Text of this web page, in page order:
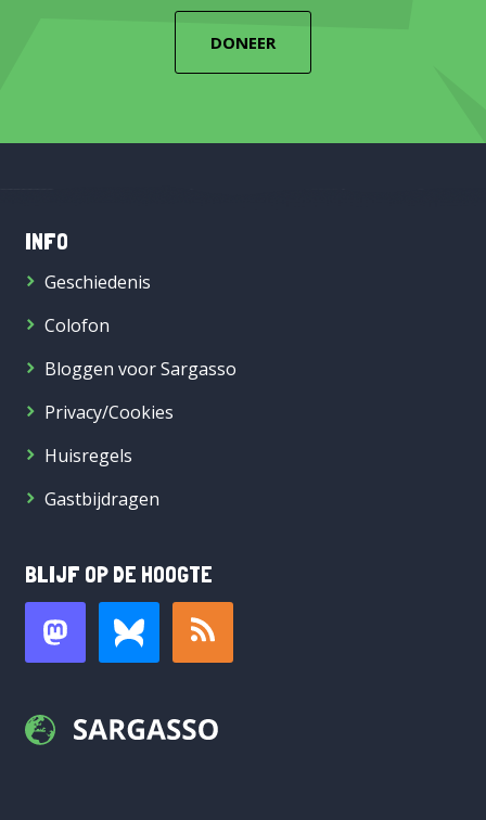
DONEER
INFO
Geschiedenis
Colofon
Bloggen voor Sargasso
Privacy/Cookies
Huisregels
Gastbijdragen
BLIJF OP DE HOOGTE